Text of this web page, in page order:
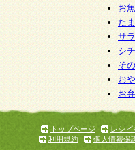
お
た
サ
シ
そ
お
お
トップページ
レシピ
利用規約
個人情報保